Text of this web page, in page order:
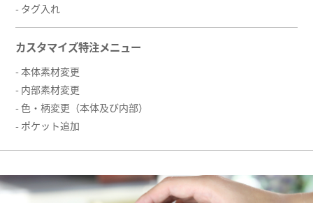
- タグ入れ
カスタマイズ特注メニュー
- 本体素材変更
- 内部素材変更
- 色・柄変更（本体及び内部）
- ポケット追加